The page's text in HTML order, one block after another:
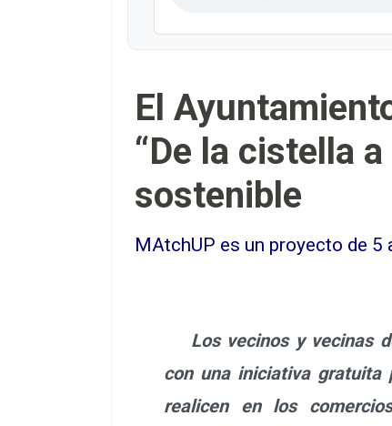
El
“De la cistella
sostenible
MAtchUP es un proyecto de 5
Los vecinos y vecinas
con una iniciativa gratuita
realicen en los